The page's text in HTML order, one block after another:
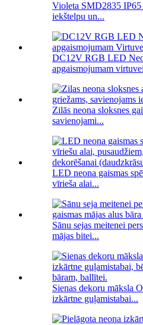
Violeta SMD2835 IP65
iekštelpu un...
DC12V RGB LED
apgaismojumam
Zilās neona sloksnes
savienojami...
LED neona gaismas
vīrieša alai...
Sānu sejas meitenei
mājas bitei...
Sienas dekoru māksla
izkārtne guļamistabai...